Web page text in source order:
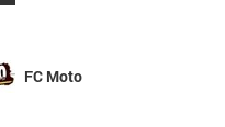
FC Moto